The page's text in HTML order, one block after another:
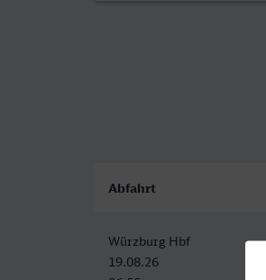
Abfahrt
Würzburg Hbf
19.08.26